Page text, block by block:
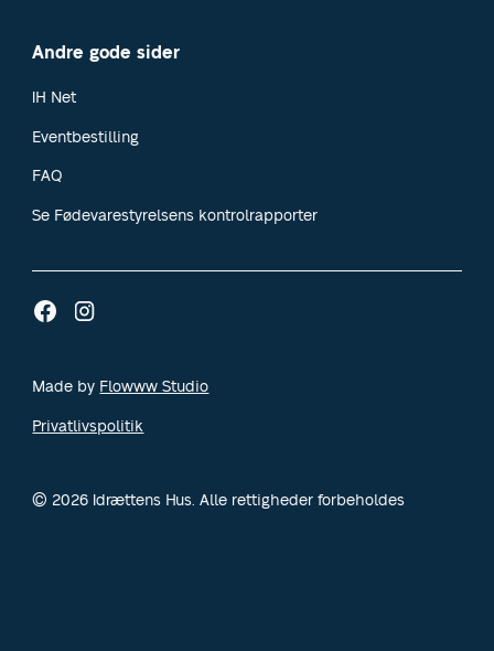
Andre gode sider
IH Net
Eventbestilling
FAQ
Se Fødevarestyrelsens kontrolrapporter
© 2026 Idrættens Hus. Alle rettigheder forbeholdes
Made by Flowww Studio
Privatlivspolitik